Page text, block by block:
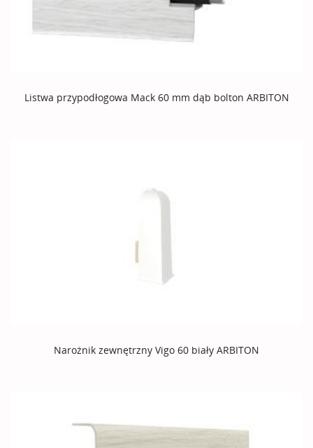
Listwa przypodłogowa Mack 60 mm dąb bolton ARBITON
Narożnik zewnętrzny Vigo 60 biały ARBITON